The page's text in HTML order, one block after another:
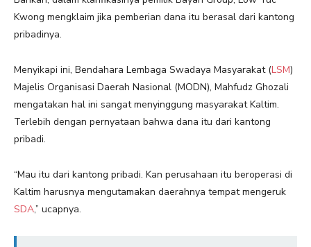
Kwong mengklaim jika pemberian dana itu berasal dari kantong
pribadinya.
Menyikapi ini, Bendahara Lembaga Swadaya Masyarakat (LSM)
Majelis Organisasi Daerah Nasional (MODN), Mahfudz Ghozali
mengatakan hal ini sangat menyinggung masyarakat Kaltim.
Terlebih dengan pernyataan bahwa dana itu dari kantong
pribadi.
“Mau itu dari kantong pribadi. Kan perusahaan itu beroperasi di
Kaltim harusnya mengutamakan daerahnya tempat mengeruk
SDA,” ucapnya.